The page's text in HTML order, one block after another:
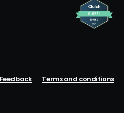
Feedback Terms and conditions